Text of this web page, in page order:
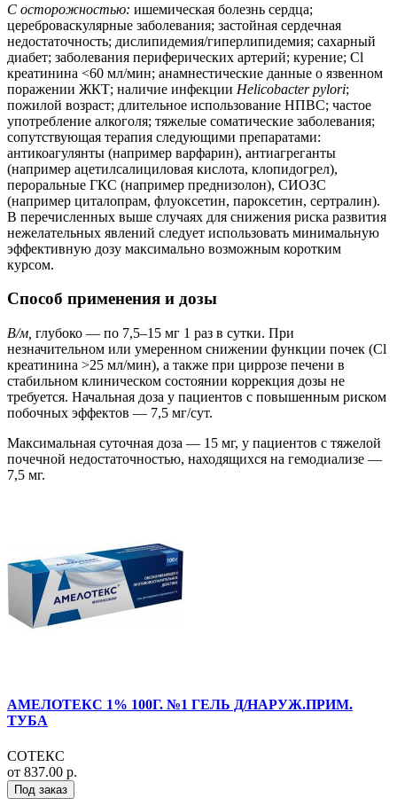
C осторожностью: ишемическая болезнь сердца;
цереброваскулярные заболевания; застойная сердечная
недостаточность; дислипидемия/гиперлипидемия; сахарный
диабет; заболевания периферических артерий; курение; Cl
креатинина <60 мл/мин; анамнестические данные о язвенном
поражении ЖКТ; наличие инфекции Helicobacter pylori;
пожилой возраст; длительное использование НПВС; частое
употребление алкоголя; тяжелые соматические заболевания;
сопутствующая терапия следующими препаратами:
антикоагулянты (например варфарин), антиагреганты
(например ацетилсалициловая кислота, клопидогрел),
пероральные ГКС (например преднизолон), СИОЗС
(например циталопрам, флуоксетин, пароксетин, сертралин).
В перечисленных выше случаях для снижения риска развития
нежелательных явлений следует использовать минимальную
эффективную дозу максимально возможным коротким
курсом.
Способ применения и дозы
В/м, глубоко — по 7,5–15 мг 1 раз в сутки. При
незначительном или умеренном снижении функции почек (Cl
креатинина >25 мл/мин), а также при циррозе печени в
стабильном клиническом состоянии коррекция дозы не
требуется. Начальная доза у пациентов с повышенным риском
побочных эффектов — 7,5 мг/сут.
Максимальная суточная доза — 15 мг, у пациентов с тяжелой
почечной недостаточностью, находящихся на гемодиализе —
7,5 мг.
АМЕЛОТЕКС 1% 100Г. №1 ГЕЛЬ Д/НАРУЖ.ПРИМ.
ТУБА
СОТЕКС
от 837.00 р.
Под заказ